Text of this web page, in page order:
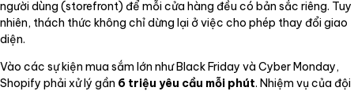
người dùng (storefront) để mỗi cửa hàng đều có bản sắc riêng. Tuy
nhiên, thách thức không chỉ dừng lại ở việc cho phép thay đổi giao
diện.
Vào các sự kiện mua sắm lớn như Black Friday và Cyber Monday,
Shopify phải xử lý gần 6 triệu yêu cầu mỗi phút. Nhiệm vụ của đội